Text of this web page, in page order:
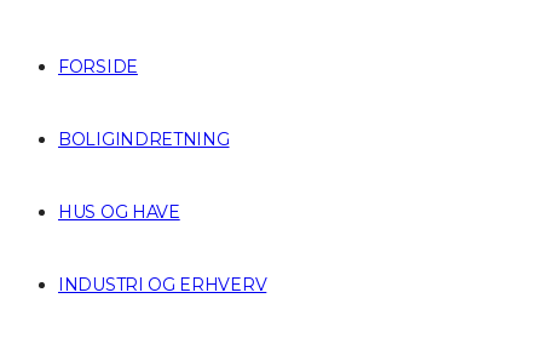
FORSIDE
BOLIGINDRETNING
HUS OG HAVE
INDUSTRI OG ERHVERV